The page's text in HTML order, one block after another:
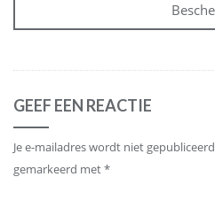
GEEF EEN REACTIE
Je e-mailadres wordt niet
gemarkeerd met*